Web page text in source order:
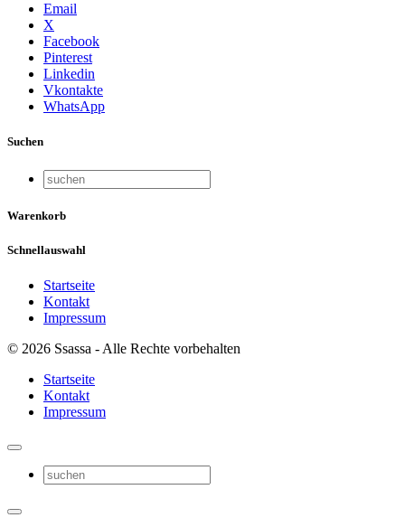
Email
X
Facebook
Pinterest
Linkedin
Vkontakte
WhatsApp
Suchen
Warenkorb
Schnellauswahl
Startseite
Kontakt
Impressum
© 2026 Ssassa - Alle Rechte vorbehalten
Startseite
Kontakt
Impressum